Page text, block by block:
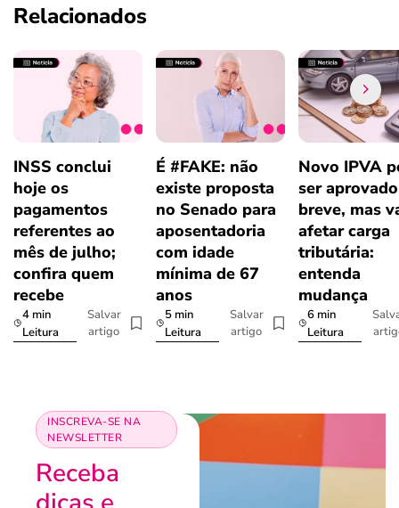
Relacionados
INSS conclui
hoje os
pagamentos
referentes ao
mês de julho;
confira quem
recebe
4 min
Leitura
Salvar
artigo
É #FAKE: não
existe proposta
no Senado para
aposentadoria
com idade
mínima de 67
anos
5 min
Leitura
Salvar
artigo
Novo IPVA
ser
breve, mas
afetar carga
tributária:
entenda
mudança
6 min
Leitura
INSCREVA-SE NA
NEWSLETTER
Receba